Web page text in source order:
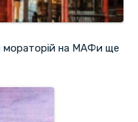
мораторій на МАФи ще